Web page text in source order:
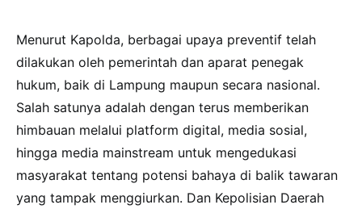
Menurut Kapolda, berbagai upaya preventif telah
dilakukan oleh pemerintah dan aparat penegak
hukum, baik di Lampung maupun secara nasional.
Salah satunya adalah dengan terus memberikan
himbauan melalui platform digital, media sosial,
hingga media mainstream untuk mengedukasi
masyarakat tentang potensi bahaya di balik tawaran
yang tampak menggiurkan. Dan Kepolisian Daerah